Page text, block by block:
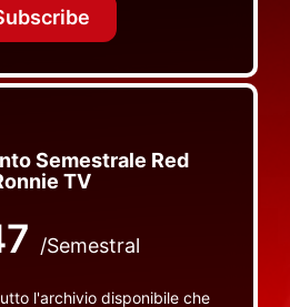
da nessuna altra parte
Semestrale Red
TV
/Semestral
l'archivio disponibile che